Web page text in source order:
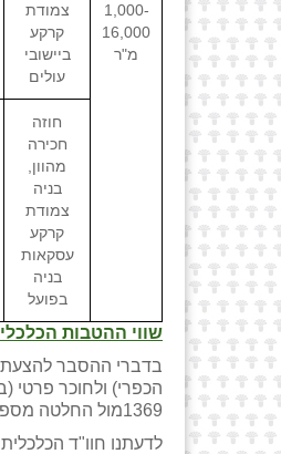
1,000-
16,000
מ"ר
צמודת
קרקע
ביישובי
עולים
חוזה
חכירה
מהוון,
בניה
צמודת
קרקע
עסקאות
בניה
בפועל
שווי ההטבות הכלכליות בהחלטה 1370
בדברי ההסבר להצעת
1369מול החלטה מספר 1318)."
לדעתנו חוו"ד